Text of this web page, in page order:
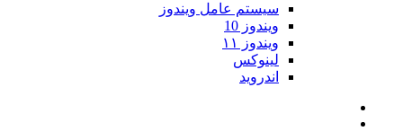
سیستم عامل ویندوز
ویندوز 10
ویندوز ۱۱
لینوکس
اندروید